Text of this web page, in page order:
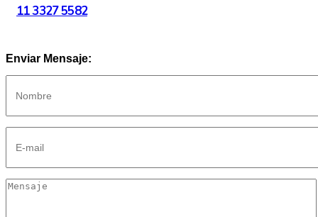
11 3327 5582
Enviar Mensaje: